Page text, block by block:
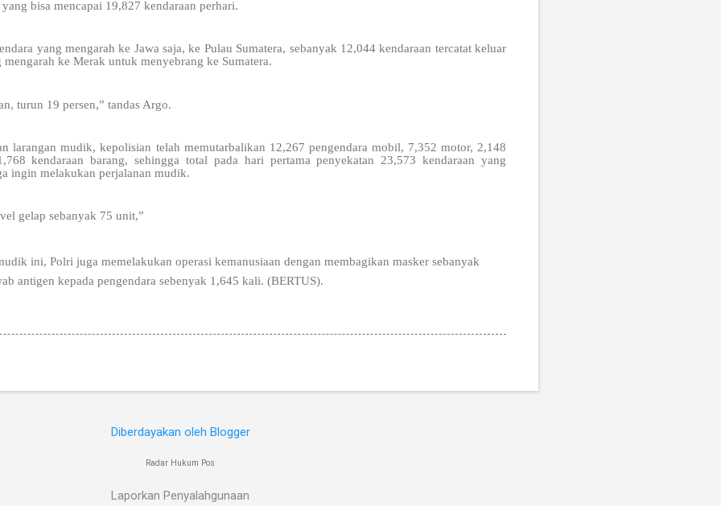
bisa mencapai 19,827 kendaraan perhari.
yang mengarah ke Jawa saja, ke Pulau Sumatera, sebanyak 12,044 kendaraan tercatat keluar
ke Merak untuk menyebrang ke Sumatera.
turun 19 persen,” tandas Argo.
larangan mudik, kepolisian telah memutarbalikan 12,267 pengendara mobil, 7,352 motor, 2,148
kendaraan barang, sehingga total pada hari pertama penyekatan 23,573 kendaraan yang
ingin melakukan perjalanan mudik.
gelap sebanyak 75 unit,”
ini, Polri juga memelakukan operasi kemanusiaan dengan membagikan masker sebanyak
antigen kepada pengendara sebenyak 1,645 kali. (BERTUS).
Diberdayakan oleh Blogger
Radar Hukum Pos
Laporkan Penyalahgunaan